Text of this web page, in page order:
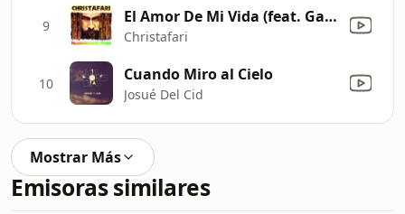
9 El Amor De Mi Vida (feat. Gamaliel Ruiz)
Christafari
10 Cuando Miro al Cielo
Josué Del Cid
Mostrar Más
Emisoras similares